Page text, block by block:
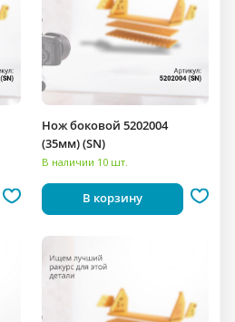
Нож боковой 5202004
(35мм) (SN)
В наличии 10 шт.
В корзину